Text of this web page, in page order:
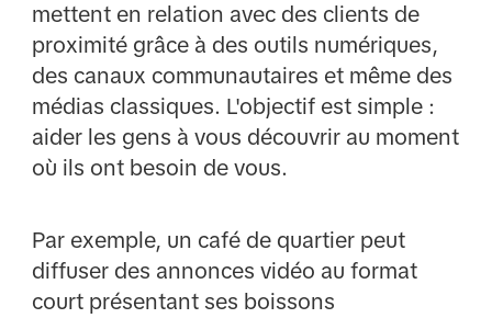
mettent en relation avec des clients de
proximité grâce à des outils numériques,
des canaux communautaires et même des
médias classiques. L'objectif est simple :
aider les gens à vous découvrir au moment
où ils ont besoin de vous.
Par exemple, un café de quartier peut
diffuser des annonces vidéo au format
court présentant ses boissons